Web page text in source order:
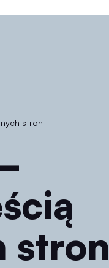
stron
stron